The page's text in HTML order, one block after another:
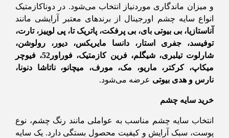
و میزان ماندگاری موردنیاز انتخاب می‌شود. در دوناکازمتیک
انواع سایه چشم اورجینال از برندهای معتبر آرایشی مانند
آناستازیا، بی بیوتی بای، بی پرفکت، پاتریک تا، پی لوییز، تارت،
توفیسد، جفری استار، دانسا مایریکس، دیور، رولوشن،
شارلوت تیلبری، شیگلم، فرین کازمتیک، فوراور52، فیوچر
میکاپ، کرکتر، ماریو، مک، مورف، میچانو، ناتاشا دنونا،
نارس و هدی بیوتی عرضه می‌شود.
خرید سایه چشم
انتخاب سایه چشم مناسب به عواملی مانند رنگ چشم، نوع
پوست، سبک آرایش و کیفیت محصول بستگی دارد. یک سایه